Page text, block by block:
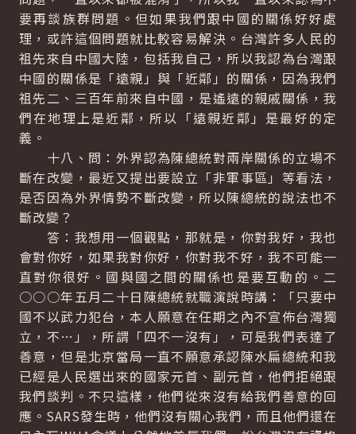
要再談族群問題。但如果我們跟中國的關係好好處
理，或許這個問題就比較容易解決。台灣許多人民的
祖先來自中國大陸，包括我自己，所以我認為台灣跟
中國的關係是「遠親」與「近鄰」的關係，因為我們
祖先二、三百年前來自中國，是遙遠的親戚關係，我
們在地理上是近鄰，所以「遠親近鄰」是最好的定
義。
十八、問：外界認為陳總統對兩岸關係的立場不
斷在改變，最近又提出要設立「非軍事區」等看法，
是否因為外界情勢不斷改變，所以陳總統的說法也不
斷改變？
答：我想用一個觀點，那就是，你對我好，我也
會對你好，如果我對你好，你對我不好，我不可能一
直對你很好。國與國之間的關係也是要互動的。二
○○○年五月二十日陳總統就職演說時講：「只要中
國不以武力犯台，本人願意在任期之內不宣佈台灣獨
立，不…」，所謂「四不一沒有」，可是我們表達了
善意，但是北京當局一直不願意承認陳水扁總統和我
已經是人民選出來的國家元首、副元首，他們拒絕跟
我們談判。不只這樣，他們從來沒有給我們善意的回
應。SARS發生時，他們沒有關心我們，而且他們還在